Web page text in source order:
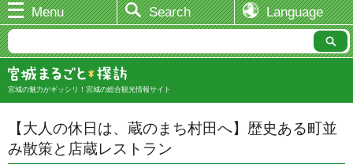
Menu Search Language
宮城の魅力がギッシリ！宮城の総合観光情報サイト
【大人の休日は、蔵のまち村田へ】歴史ある町並
み散策と店蔵レストラン